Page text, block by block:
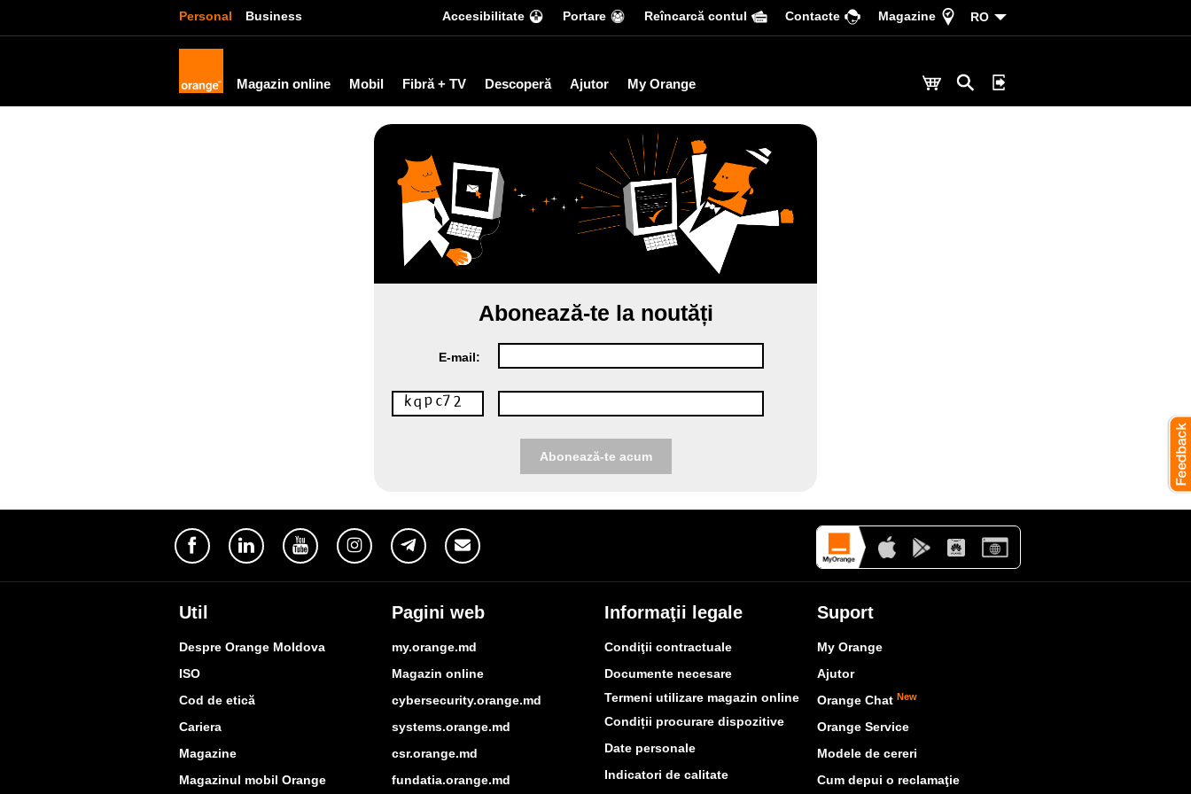
Personal Business Accesibilitate Portare Reîncarcă contul Сontacte Magazine RO
Magazin online Mobil Fibră + TV Descoperă Ajutor My Orange
Abonează-te la noutăți
E-mail:
Util
Despre Orange Moldova
ISO
Cod de etică
Cariera
Magazine
Magazinul mobil Orange
Pagini web
my.orange.md
Magazin online
cybersecurity.orange.md
systems.orange.md
csr.orange.md
fundatia.orange.md
Informaţii legale
Condiţii contractuale
Documente necesare
Termeni utilizare magazin online
Condiții procurare dispozitive
Date personale
Indicatori de calitate
Suport
My Orange
Ajutor
Orange Chat New
Orange Service
Modele de cereri
Cum depui o reclamaţie